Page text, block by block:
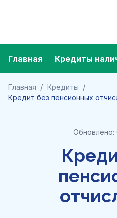
Главная Кредиты
Главная / Кредиты /
Кредит без пенсионных
Обновлено: